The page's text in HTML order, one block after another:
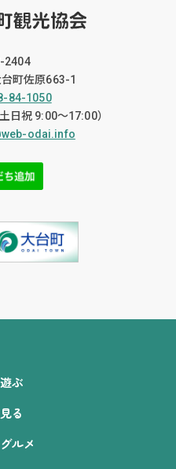
2404
町佐原663-1
84-1050
日祝 9:00〜17:00）
odai.info
遊ぶ
見る
グルメ